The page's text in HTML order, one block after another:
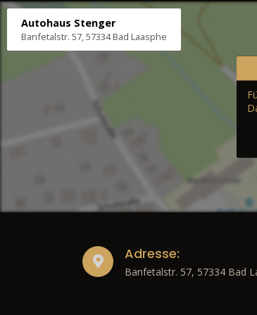
Autohaus Stenger
Banfetalstr. 57, 57334 Bad Laasphe
Adresse:
Banfetalstr. 57, 57334 Bad